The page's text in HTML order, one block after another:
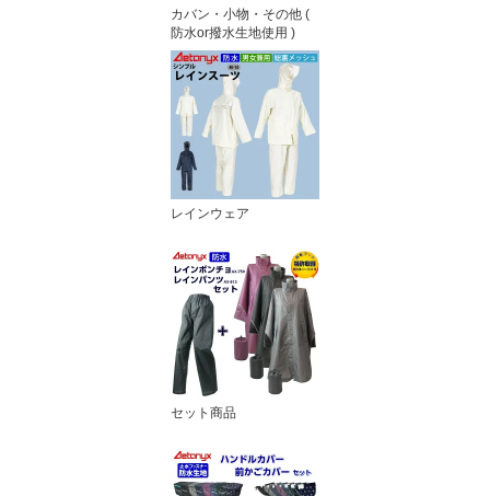
カバン・小物・その他 (
防水or撥水生地使用 )
レインウェア
セット商品